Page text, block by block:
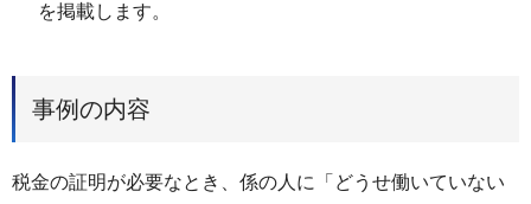
を掲載します。
事例の内容
税金の証明が必要なとき、係の人に「どうせ働いていない